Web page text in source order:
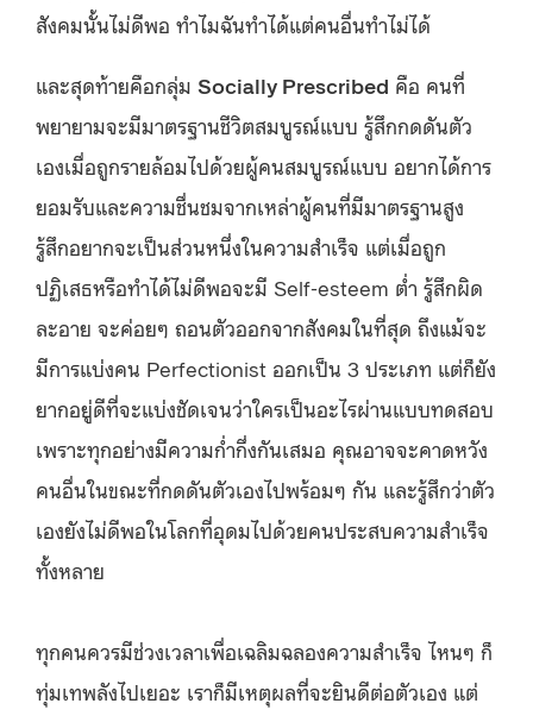
สังคมนั้นไม่ดีพอ ทำไมฉันทำได้แต่คนอื่นทำไม่ได้
และสุดท้ายคือกลุ่ม Socially Prescribed คือ คนที่
พยายามจะมีมาตรฐานชีวิตสมบูรณ์แบบ รู้สึกกดดันตัว
เองเมื่อถูกรายล้อมไปด้วยผู้คนสมบูรณ์แบบ อยากได้การ
ยอมรับและความชื่นชมจากเหล่าผู้คนที่มีมาตรฐานสูง
รู้สึกอยากจะเป็นส่วนหนึ่งในความสำเร็จ แต่เมื่อถูก
ปฏิเสธหรือทำได้ไม่ดีพอจะมี Self-esteem ต่ำ รู้สึกผิด
ละอาย จะค่อยๆ ถอนตัวออกจากสังคมในที่สุด ถึงแม้จะ
มีการแบ่งคน Perfectionist ออกเป็น 3 ประเภท แต่ก็ยัง
ยากอยู่ดีที่จะแบ่งชัดเจนว่าใครเป็นอะไรผ่านแบบทดสอบ
เพราะทุกอย่างมีความก่ำกึ่งกันเสมอ คุณอาจจะคาดหวัง
คนอื่นในขณะที่กดดันตัวเองไปพร้อมๆ กัน และรู้สึกว่าตัว
เองยังไม่ดีพอในโลกที่อุดมไปด้วยคนประสบความสำเร็จ
ทั้งหลาย
ทุกคนควรมีช่วงเวลาเพื่อเฉลิมฉลองความสำเร็จ ไหนๆ ก็
ทุ่มเทพลังไปเยอะ เราก็มีเหตุผลที่จะยินดีต่อตัวเอง แต่